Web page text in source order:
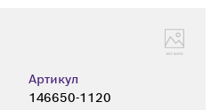
Артикул
146650-1120